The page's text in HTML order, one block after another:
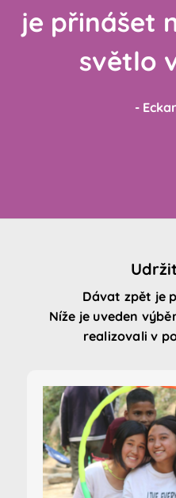
je přinášet
světlo
-
Dávat zpět je
Níže je uveden
realizovali v